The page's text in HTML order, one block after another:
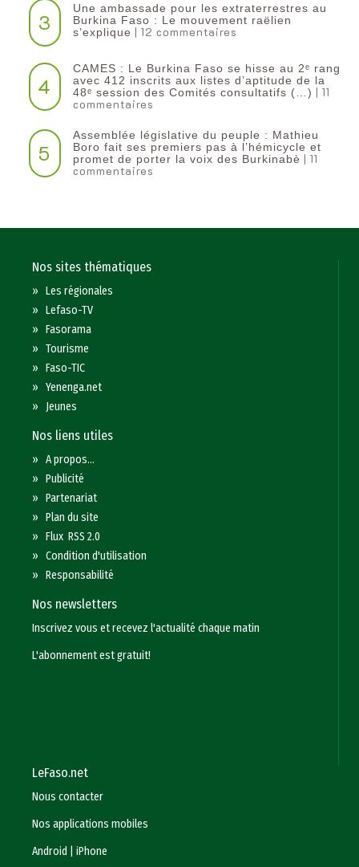
3
Une ambassade pour les extraterrestres au
Burkina Faso : Le mouvement raëlien
s’explique | 12 commentaires
4
CAMES : Le Burkina Faso se hisse au 2ᵉ rang
avec 412 inscrits aux listes d’aptitude de la
48ᵉ session des Comités consultatifs (…) | 11
commentaires
5
Assemblée législative du peuple : Mathieu
Boro fait ses premiers pas à l’hémicycle et
promet de porter la voix des Burkinabè | 11
commentaires
Nos sites thématiques
»Les régionales
»Lefaso-TV
»Fasorama
»Tourisme
»Faso-TIC
»Yenenga.net
» Jeunes
Nos liens utiles
»A propos...
»Publicité
»Partenariat
»Plan du site
»Flux RSS 2.0
»Condition d'utilisation
»Responsabilité
Nos newsletters
Inscrivez vous et recevez l'actualité chaque matin
L'abonnement est gratuit!
LeFaso.net
Nous contacter
Nos applications mobiles
Android
|iPhone